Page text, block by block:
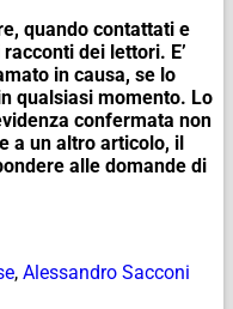
quando contattati e
dei lettori. E’
in causa, se lo
qualsiasi momento. Lo
confermata non
a un altro articolo, il
alle domande di
, Alessandro Sacconi